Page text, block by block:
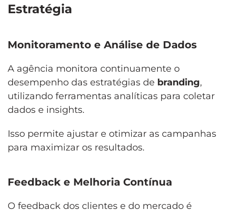
Estratégia
Monitoramento e Análise de Dados
A agência monitora continuamente o
desempenho das estratégias de branding,
utilizando ferramentas analíticas para coletar
dados e insights.
Isso permite ajustar e otimizar as campanhas
para maximizar os resultados.
Feedback e Melhoria Contínua
O feedback dos clientes e do mercado é